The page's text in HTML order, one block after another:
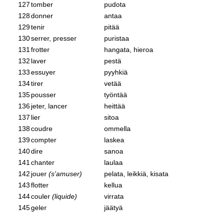
127tomber
pudota
128donner
antaa
129tenir
pitää
130serrer, presser
puristaa
131 frotter
hangata, hieroa
132 laver
pestä
133essuyer
pyyhkiä
134tirer
vetää
135pousser
työntää
136jeter, lancer
heittää
137 lier
sitoa
138coudre
ommella
139compter
laskea
140dire
sanoa
141 chanter
laulaa
142 jouer (s'amuser)
pelata, leikkiä, kisata
143flotter
kellua
144couler (liquide)
virrata
145geler
jäätyä